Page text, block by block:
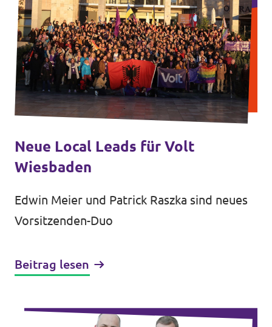
Neue Local Leads für Volt
Wiesbaden
Edwin Meier und Patrick Raszka sind neues
Vorsitzenden-Duo
Beitrag lesen